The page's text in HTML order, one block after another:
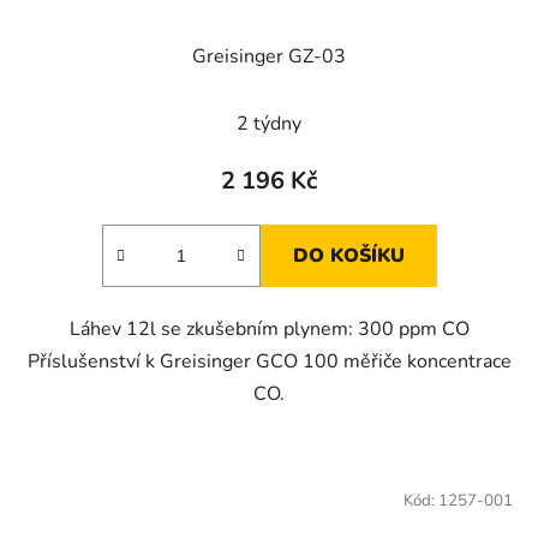
Greisinger GZ-03
2 týdny
2 196 Kč
DO KOŠÍKU
Láhev 12l se zkušebním plynem: 300 ppm CO
Příslušenství k Greisinger GCO 100 měřiče koncentrace
CO.
Kód: 1257-001